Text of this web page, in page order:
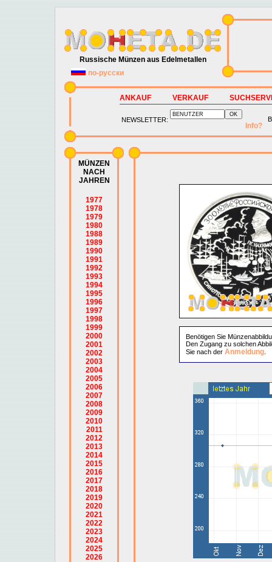
Russische Münzen aus Edelmetallen
по-русски
ANKAUF VERKAUF
NEWSLETTER:
Info?
MÜNZEN
NACH
JAHREN
1977
1978
1979
1980
1988
1989
1990
1991
1992
1993
1994
1995
1996
1997
1998
1999
2000
2001
2002
2003
2004
2005
2006
2007
2008
2009
2010
2011
2012
2013
2014
2015
2016
2017
2018
2019
2020
2021
2022
2023
2024
2025
2026
Benötigen Sie
Den Zugang zu solchen
Sie nach der Anmeldung.